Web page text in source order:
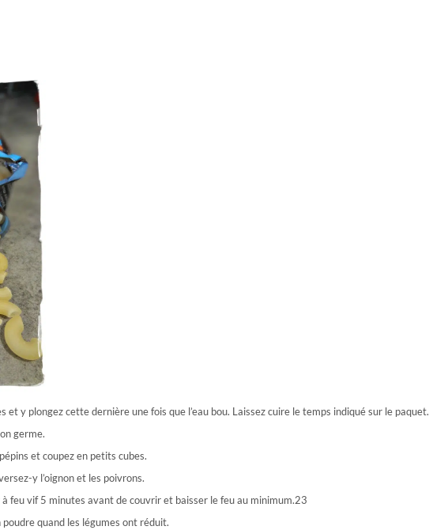
et y plongez cette dernière une fois que l’eau bou. Laissez cuire le temps indiqué sur le paquet.
germe.
et coupez en petits cubes.
y l’oignon et les poivrons.
feu vif 5 minutes avant de couvrir et baisser le feu au minimum.23
quand les légumes ont réduit.